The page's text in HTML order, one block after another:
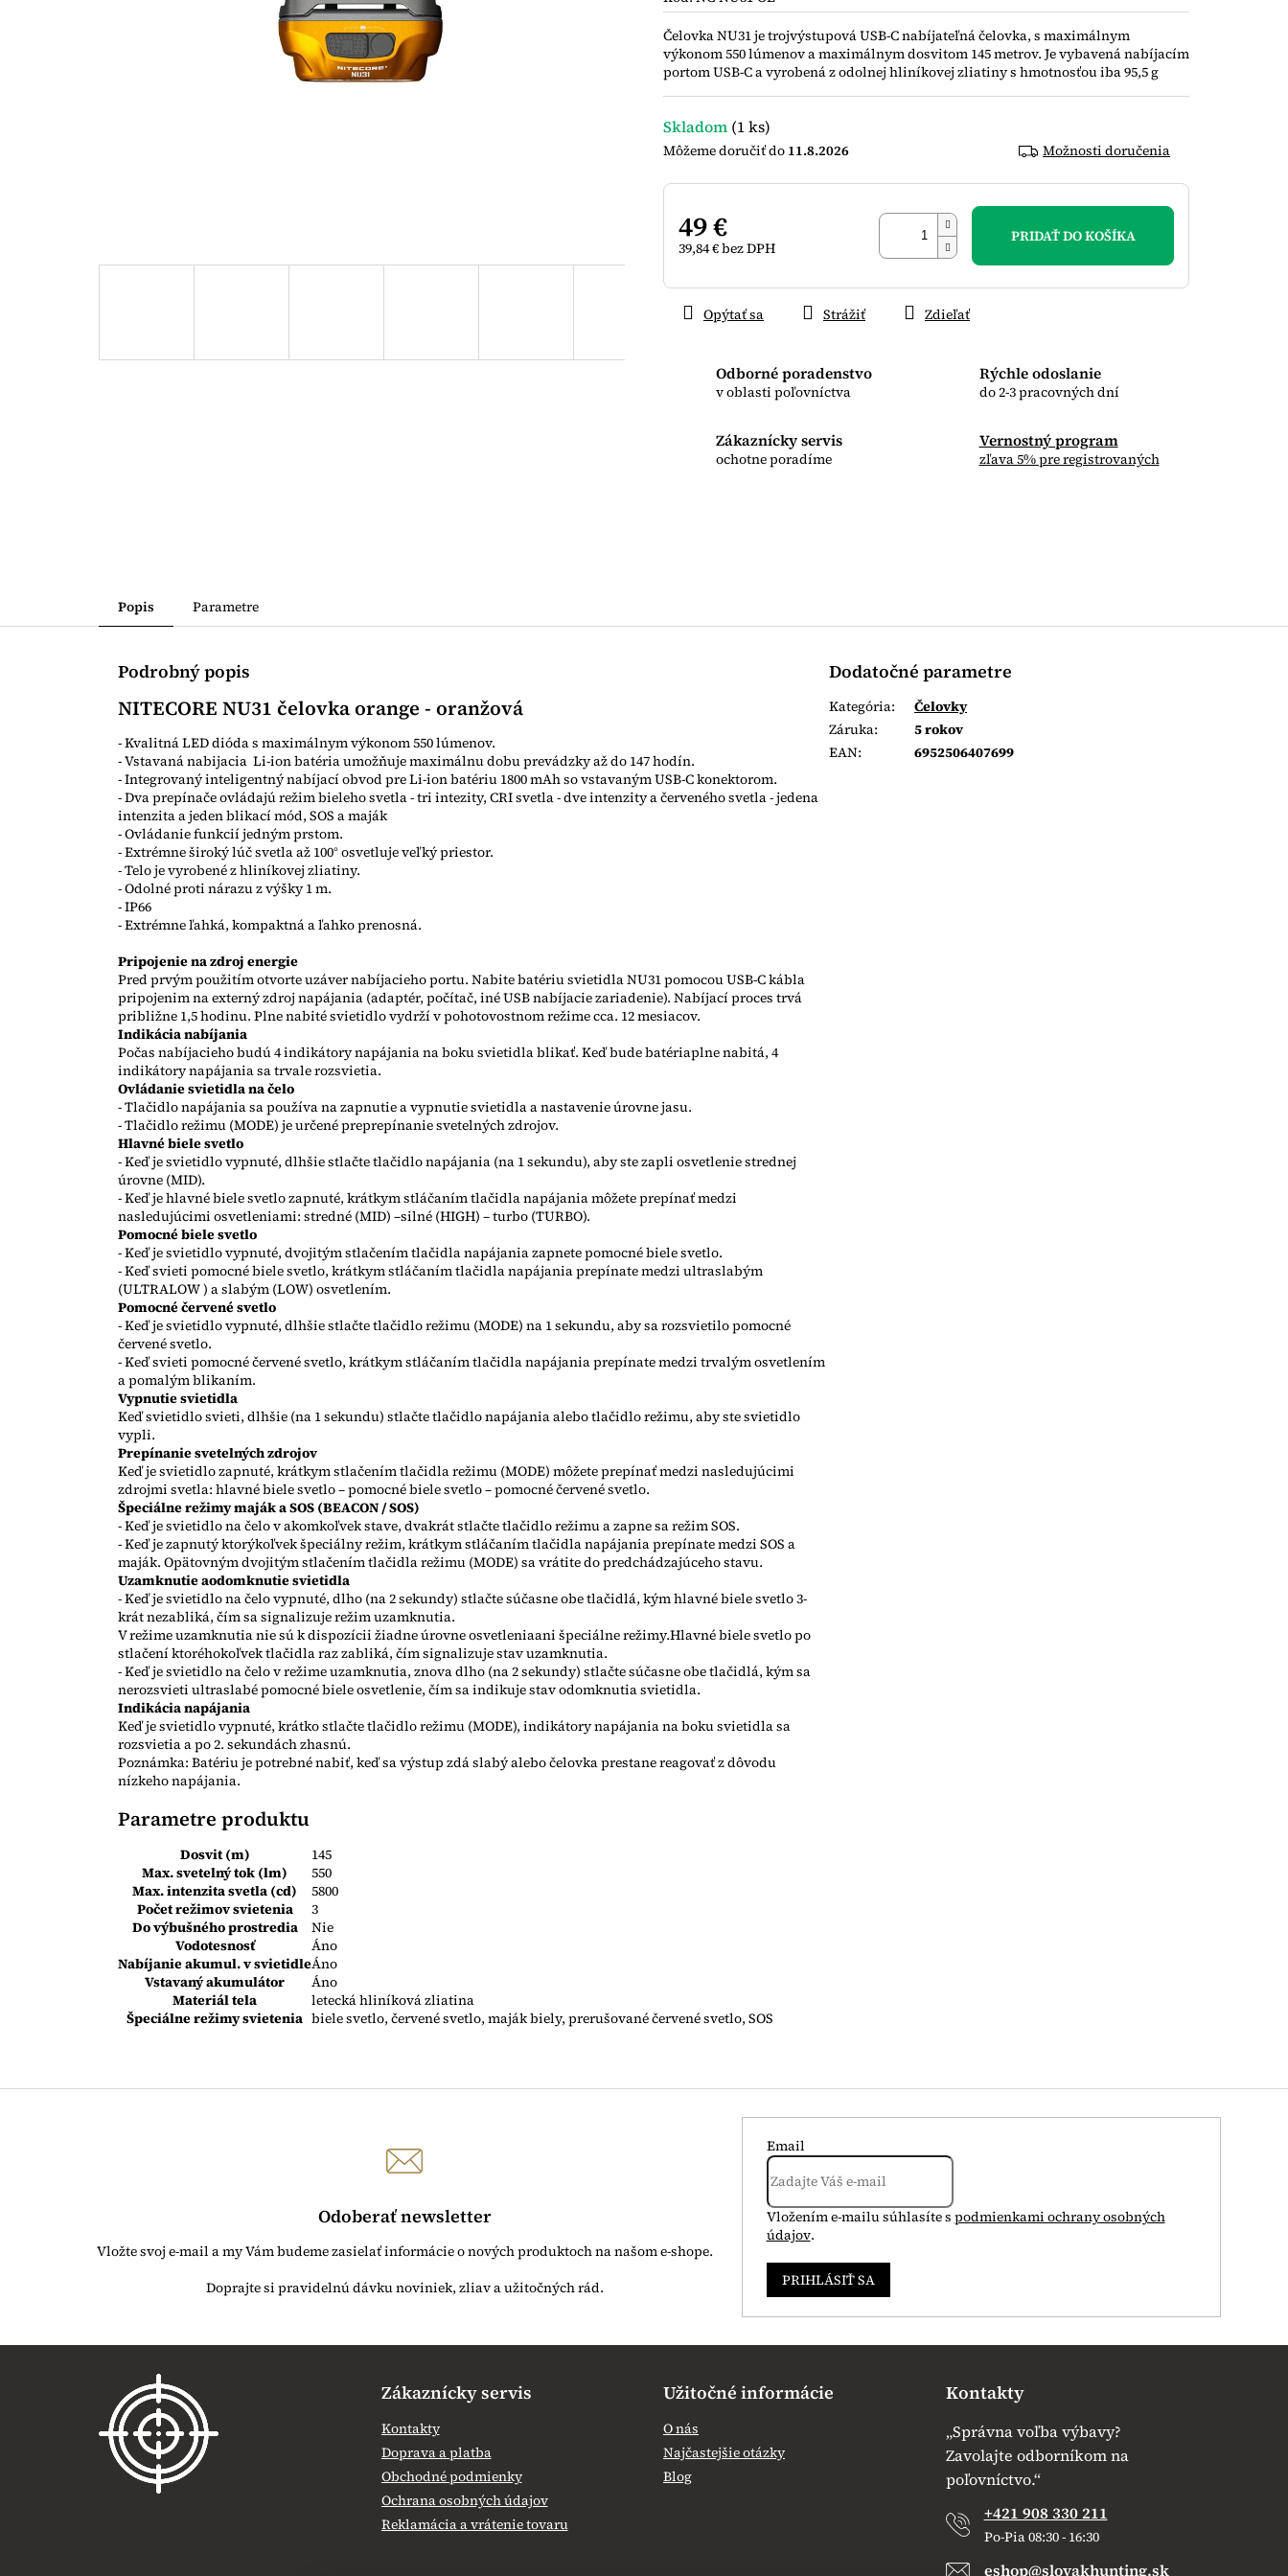
Skladom (1 ks)
11.8.2026 Možnosti doručenia
49 €
39,84 € bez DPH
cena:
PRIDAŤ DO KOŠÍKA
Odborné poradenstvo
v oblasti poľovníctva
Rýchle odoslanie
do 2-3 pracovných dní
Zákaznícky servis
ochotne poradíme
Vernostný program
zľava 5% pre registrovaných
Čelovka NU31 je trojvýstupová USB-C nabíjateľná čelovka, s maximálnym
výkonom 550 lúmenov a maximálnym dosvitom 145 metrov. Je vybavená nabíjacím
portom USB-C a vyrobená z odolnej hliníkovej zliatiny s hmotnosťou iba 95,5 g
Opýtať sa Strážiť Zdieľať
5
hviezdičiek.
Popis Parametre
Podrobný popis
NITECORE NU31 čelovka orange - oranžová
- Kvalitná LED dióda s maximálnym výkonom 550 lúmenov.
- Vstavaná nabijacia Li-ion batéria umožňuje maximálnu dobu prevádzky až do 147 hodín.
- Integrovaný inteligentný nabíjací obvod pre Li-ion batériu 1800 mAh so vstavaným USB-C konektorom.
- Dva prepínače ovládajú režim bieleho svetla - tri intezity, CRI svetla - dve intenzity a červeného svetla - jedena
intenzita a jeden blikací mód, SOS a maják
- Ovládanie funkcií jedným prstom.
- Extrémne široký lúč svetla až 100° osvetluje veľký priestor.
- Telo je vyrobené z hliníkovej zliatiny.
- Odolné proti nárazu z výšky 1 m.
- IP66
- Extrémne ľahká, kompaktná a ľahko prenosná.
Pripojenie na zdroj energie
Pred prvým použitím otvorte uzáver nabíjacieho portu. Nabite batériu svietidla NU31 pomocou USB-C kábla
pripojenim na externý zdroj napájania (adaptér, počítač, iné USB nabíjacie zariadenie). Nabíjací proces trvá
približne 1,5 hodinu. Plne nabité svietidlo vydrží v pohotovostnom režime cca. 12 mesiacov.
Indikácia nabíjania
Počas nabíjacieho budú 4 indikátory napájania na boku svietidla blikať. Keď bude batériaplne nabitá, 4
indikátory napájania sa trvale rozsvietia.
Ovládanie svietidla na čelo
- Tlačidlo napájania sa používa na zapnutie a vypnutie svietidla a nastavenie úrovne jasu.
- Tlačidlo režimu (MODE) je určené preprepínanie svetelných zdrojov.
Hlavné biele svetlo
- Keď je svietidlo vypnuté, dlhšie stlačte tlačidlo napájania (na 1 sekundu), aby ste zapli osvetlenie strednej
úrovne (MID).
- Keď je hlavné biele svetlo zapnuté, krátkym stláčaním tlačidla napájania môžete prepínať medzi
nasledujúcimi osvetleniami: stredné (MID) –silné (HIGH) – turbo (TURBO).
Pomocné biele svetlo
- Keď je svietidlo vypnuté, dvojitým stlačením tlačidla napájania zapnete pomocné biele svetlo.
- Keď svieti pomocné biele svetlo, krátkym stláčaním tlačidla napájania prepínate medzi ultraslabým
(ULTRALOW ) a slabým (LOW) osvetlením.
Pomocné červené svetlo
- Keď je svietidlo vypnuté, dlhšie stlačte tlačidlo režimu (MODE) na 1 sekundu, aby sa rozsvietilo pomocné
červené svetlo.
- Keď svieti pomocné červené svetlo, krátkym stláčaním tlačidla napájania prepínate medzi trvalým osvetlením
a pomalým blikaním.
Vypnutie svietidla
Keď svietidlo svieti, dlhšie (na 1 sekundu) stlačte tlačidlo napájania alebo tlačidlo režimu, aby ste svietidlo
vypli.
Prepínanie svetelných zdrojov
Keď je svietidlo zapnuté, krátkym stlačením tlačidla režimu (MODE) môžete prepínať medzi nasledujúcimi
zdrojmi svetla: hlavné biele svetlo – pomocné biele svetlo – pomocné červené svetlo.
Špeciálne režimy maják a SOS (BEACON / SOS)
- Keď je svietidlo na čelo v akomkoľvek stave, dvakrát stlačte tlačidlo režimu a zapne sa režim SOS.
- Keď je zapnutý ktorýkoľvek špeciálny režim, krátkym stláčaním tlačidla napájania prepínate medzi SOS a
maják. Opätovným dvojitým stlačením tlačidla režimu (MODE) sa vrátite do predchádzajúceho stavu.
Uzamknutie aodomknutie svietidla
- Keď je svietidlo na čelo vypnuté, dlho (na 2 sekundy) stlačte súčasne obe tlačidlá, kým hlavné biele svetlo 3-
krát nezabliká, čím sa signalizuje režim uzamknutia.
V režime uzamknutia nie sú k dispozícii žiadne úrovne osvetleniaani špeciálne režimy.Hlavné biele svetlo po
stlačení ktoréhokoľvek tlačidla raz zabliká, čím signalizuje stav uzamknutia.
- Keď je svietidlo na čelo v režime uzamknutia, znova dlho (na 2 sekundy) stlačte súčasne obe tlačidlá, kým sa
nerozsvieti ultraslabé pomocné biele osvetlenie, čím sa indikuje stav odomknutia svietidla.
Indikácia napájania
Keď je svietidlo vypnuté, krátko stlačte tlačidlo režimu (MODE), indikátory napájania na boku svietidla sa
rozsvietia a po 2. sekundách zhasnú.
Poznámka: Batériu je potrebné nabiť, keď sa výstup zdá slabý alebo čelovka prestane reagovať z dôvodu
nízkeho napájania.
Parametre produktu
Dosvit (m)
145
Max. svetelný tok (lm)
550
Max. intenzita svetla (cd)
5800
Počet režimov svietenia
3
Do výbušného prostredia
Nie
Vodotesnosť
Áno
Nabíjanie akumul. v svietidleÁno
Vstavaný akumulátor
Áno
Materiál tela
letecká hliníková zliatina
Špeciálne režimy svietenia biele svetlo, červené svetlo, maják biely, prerušované červené svetlo, SOS
Dodatočné parametre
Kategória:
Čelovky
Záruka:
5 rokov
EAN: 6952506407699
Odoberať newsletter
Vložte svoj e-mail a my Vám budeme zasielať informácie o nových produktoch na našom e-shope.
Email
Vložením e-mailu súhlasíte s podmienkami ochrany osobných
údajov.
PRIHLÁSIŤ SA
Zákaznícky servis
Kontakty
Doprava a platba
Obchodné podmienky
Ochrana osobných údajov
Reklamácia a vrátenie tovaru
Užitočné informácie
O nás
Najčastejšie otázky
Blog
Kontakty
„Správna voľba výbavy?
Zavolajte odborníkom na
poľovníctvo.“
+421 908 330 211
Po-Pia 08:30 - 16:30
eshop@slovakhunting.sk